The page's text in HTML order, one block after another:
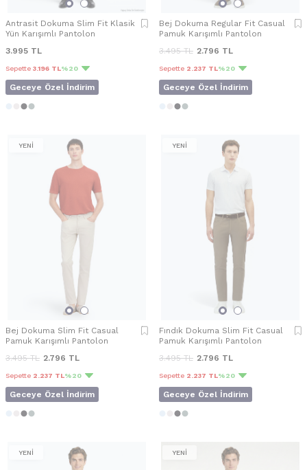
Antrasit Dokuma Slim Fit Klasik
Yün Karışımlı Pantolon
3.995 TL
Sepette 3.196 TL%20
Geceye Özel İndirim
Bej Dokuma Regular Fit Casual
Pamuk Karışımlı Pantolon
3.495TL 2.796 TL
Sepette 2.237 TL%20
Geceye Özel İndirim
YENİ
Bej Dokuma Slim Fit Casual
Pamuk Karışımlı Pantolon
3.495TL 2.796 TL
Sepette 2.237 TL%20
Geceye Özel İndirim
YENİ
Fındık Dokuma Slim Fit Casual
Pamuk Karışımlı Pantolon
3.495TL 2.796 TL
Sepette 2.237 TL%20
Geceye Özel İndirim
YENİ YENİ